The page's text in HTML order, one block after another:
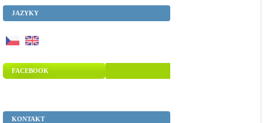
JAZYKY
FACEBOOK
KONTAKT